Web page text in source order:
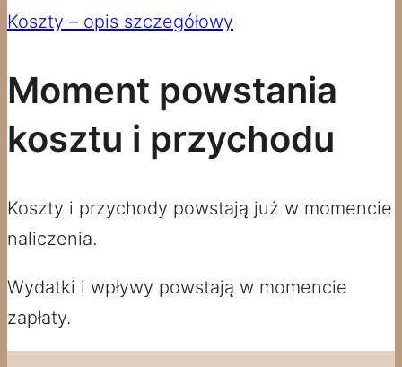
Koszty – opis szczegółowy
Moment powstania
kosztu i przychodu
Koszty i przychody powstają już w momencie
naliczenia.
Wydatki i wpływy powstają w momencie
zapłaty.